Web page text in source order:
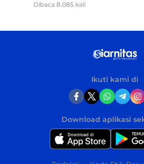
Dibaca 8.085 kali
Ikuti kami di
Download aplikasi